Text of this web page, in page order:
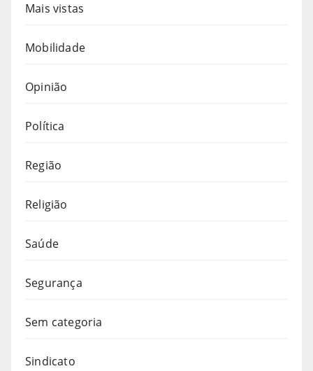
Mais vistas
Mobilidade
Opinião
Política
Região
Religião
Saúde
Segurança
Sem categoria
Sindicato